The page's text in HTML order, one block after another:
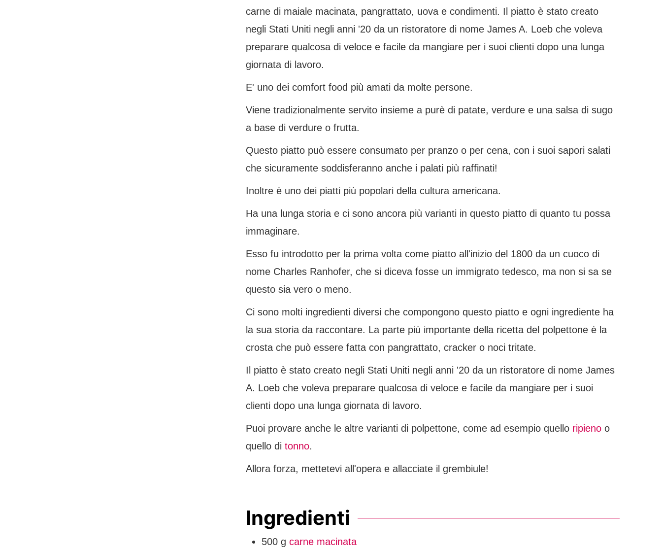
carne di maiale macinata, pangrattato, uova e condimenti. Il piatto è stato creato
negli Stati Uniti negli anni '20 da un ristoratore di nome James A. Loeb che voleva
preparare qualcosa di veloce e facile da mangiare per i suoi clienti dopo una lunga
giornata di lavoro.
E' uno dei comfort food più amati da molte persone.
Viene tradizionalmente servito insieme a purè di patate, verdure e una salsa di sugo
a base di verdure o frutta.
Questo piatto può essere consumato per pranzo o per cena, con i suoi sapori salati
che sicuramente soddisferanno anche i palati più raffinati!
Inoltre è uno dei piatti più popolari della cultura americana.
Ha una lunga storia e ci sono ancora più varianti in questo piatto di quanto tu possa
immaginare.
Esso fu introdotto per la prima volta come piatto all'inizio del 1800 da un cuoco di
nome Charles Ranhofer, che si diceva fosse un immigrato tedesco, ma non si sa se
questo sia vero o meno.
Ci sono molti ingredienti diversi che compongono questo piatto e ogni ingrediente ha
la sua storia da raccontare. La parte più importante della ricetta del polpettone è la
crosta che può essere fatta con pangrattato, cracker o noci tritate.
Il piatto è stato creato negli Stati Uniti negli anni '20 da un ristoratore di nome James
A. Loeb che voleva preparare qualcosa di veloce e facile da mangiare per i suoi
clienti dopo una lunga giornata di lavoro.
Puoi provare anche le altre varianti di polpettone, come ad esempio quello ripienoo
quello ditonno.
Allora forza, mettetevi all'opera e allacciate il grembiule!
Ingredienti
500 g carne macinata